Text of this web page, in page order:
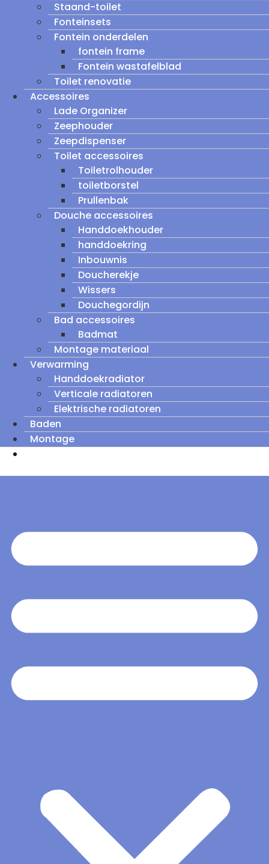
Staand-toilet
Fonteinsets
Fontein onderdelen
fontein frame
Fontein wastafelblad
Toilet renovatie
Accessoires
Lade Organizer
Zeephouder
Zeepdispenser
Toilet accessoires
Toiletrolhouder
toiletborstel
Prullenbak
Douche accessoires
Handdoekhouder
handdoekring
Inbouwnis
Doucherekje
Wissers
Douchegordijn
Bad accessoires
Badmat
Montage materiaal
Verwarming
Handdoekradiator
Verticale radiatoren
Elektrische radiatoren
Baden
Montage